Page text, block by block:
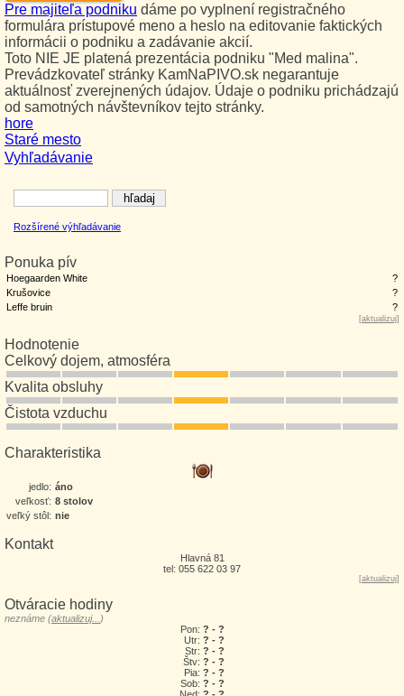
Vyhľadávanie
Rozšírené výhľadávanie
Ponuka pív
Hoegaarden White
?
Krušovice
?
Leffe bruin
?
[aktualizuj]
Hodnotenie
Celkový dojem, atmosféra
Kvalita obsluhy
Čistota vzduchu
Charakteristika
jedlo: áno
veľkosť: 8 stolov
veľký stôl: nie
Kontakt
Hlavná 81
tel: 055 622 03 97
[aktualizuj]
Otváracie hodiny
neznáme (aktualizuj... )
Pon: ? - ?
Utr: ? - ?
Str: ? - ?
Štv: ? - ?
Pia: ? - ?
Sob: ? - ?
Pre majiteľa podniku dáme po vyplnení registračného
formulára prístupové meno a heslo na editovanie faktických
informácii o podniku a zadávanie akcií.
Toto NIE JE platená prezentácia podniku "Med malina".
Prevádzkovateľ stránky KamNaPIVO.sk negarantuje
aktuálnosť zverejnených údajov. Údaje o podniku prichádzajú
od samotných návštevníkov tejto stránky.
hore
Staré mesto